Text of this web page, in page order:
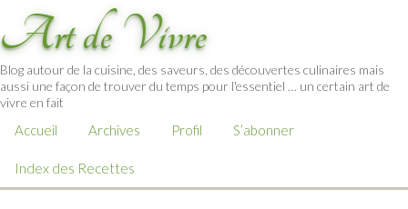
Art de Vivre
Blog autour de la cuisine, des saveurs, des découvertes culinaires mais
aussi une façon de trouver du temps pour l'essentiel … un certain art de
vivre en fait
Accueil Archives Profil S’abonner
Index des Recettes